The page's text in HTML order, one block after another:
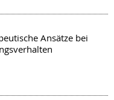
Ansätze bei